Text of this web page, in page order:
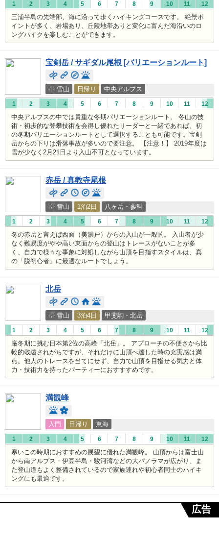
1 2 3 4 5 6 7 8 9 10 11 12
三浦半島の先端部、海に沿って歩くハイキングコースです。 絶景ポ
イントが多く、岩場あり、丘陵地帯ありと変化に富んだ海沿いのロ
ングハイクを楽しむことができます。
宝剣岳 / サギダル尾根 [バリエーションルート]
☃ 雪山 日帰り 中央アルプス
1 2 3 4 5 6 7 8 9 10 11 12
中央アルプスの中では貴重な冬期バリエーションルート。 冬山の技
術・初歩的な登攀技術を会得し優れたリーダーと一緒であれば、初
の冬期バリエーションルートとして選択することも可能です。宝剣
岳からの下りは滑落事故が多いので要注意。 【注意！】 2019年度は
雪が少なく2月21日より入山不可となっています。
赤岳 / 真教寺尾根
☃ 雪山 1泊2日 八ヶ岳・蓼科
1 2 3 4 5 6 7 8 9 10 11 12
冬の赤岳と言えば西面（美濃戸）からの入山が一般的。 入山者が少
なく難易度がやや高い東面からの登山はトレースがないことが多
く、自力で様々な事象に対処しながら山頂を目指すスタイルは、真
の「脱初心者」に最適なルートでしょう。
北岳
☃ 雪山 3泊4日 甲斐駒・北岳
1 2 3 4 5 6 7 8 9 10 11 12
厳冬期に挑む日本第2位の高峰「北岳」。 アプローチの不便さから比
較的敬遠されがちですが、それだけに山頂へ達した時の充実感は満
点。他人のトレースを当てにせず、自力で山頂を目指せる気力と体
力・技術力を持ったパーティーにおすすすめです。
満観峰
入門 日帰り 東海
1 2 3 4 5 6 7 8 9 10 11 12
寒いこの時期におすすめの展望に優れた満観峰。 山頂からは富士山
から南アルプス・伊豆半島・駿河湾などの大パノラマが広がり、ま
た登山道もよく整備されているので家族連れや初心者同士のハイキ
ングにも最適です。
広告